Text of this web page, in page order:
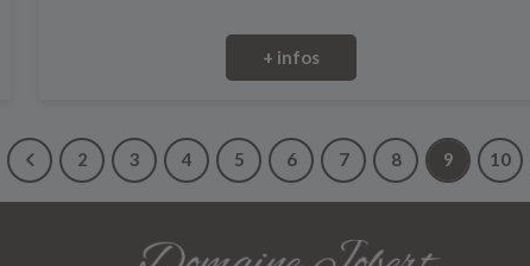
+ infos
2 3 4 5 6 7 8 9 10